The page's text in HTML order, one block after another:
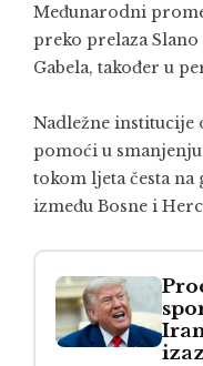
Međunarodni
preko prelaza
Gabela, također u
Nadležne institucije
pomoći u
tokom ljeta česta
između Bosne i